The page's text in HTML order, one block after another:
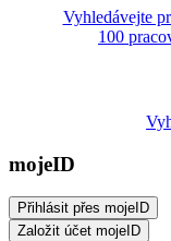
Vyhledávejte
100
mojeID